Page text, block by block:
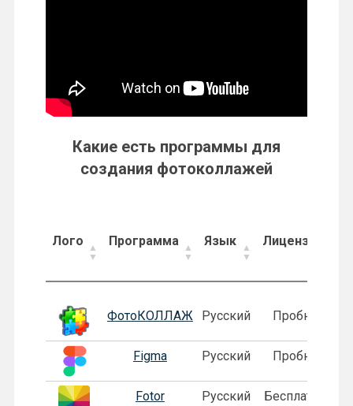
Какие есть программы для
создания фотоколлажей
Лого Программа Язык Лицензия
Лого Программа Язык Лицензия
ФотоКОЛЛАЖ Русский Пробная
Figma Русский Пробная
Fotor Русский Бесплатная